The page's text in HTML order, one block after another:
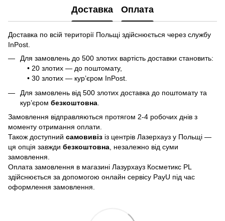
Доставка Оплата
Доставка по всій території Польщі здійснюється через службу
InPost.
Для замовлень до 500 злотих вартість доставки становить:
• 20 злотих — до поштомату,
• 30 злотих — кур’єром InPost.
Для замовлень від 500 злотих доставка до поштомату та
кур’єром безкоштовна
Замовлення відправляються протягом 2-4 робочих днів з
моменту отримання оплати.
Також доступний самовивіз із центрів Лазерхауз у Польщі —
ця опція завжди безкоштовна , незалежно від суми
замовлення.
Оплата замовлення в магазині Лазурхауз Косметикс PL
здійснюється за допомогою онлайн сервісу PayU під час
оформлення замовлення.